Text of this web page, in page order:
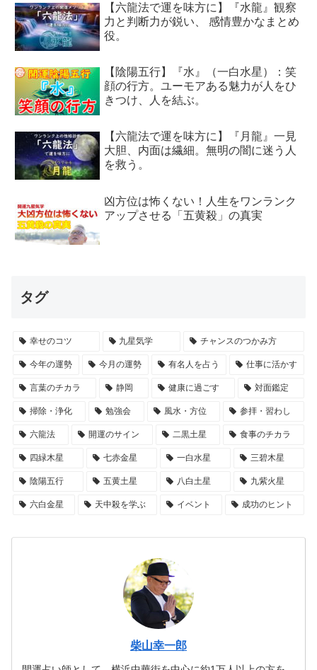
【六龍法で運を味方に】『水龍』観察
力と判断力が鋭い、 感情豊かなまとめ
役。
【陰陽五行】『水』（一白水星）：笑
顔の行方。ユーモアある魅力が人をひ
きつけ、人を結ぶ。
【六龍法で運を味方に】『月龍』一見
大胆、内面は繊細。無明の闇に迷う人
を救う。
凶方位は怖くない！人生をワンランク
アップさせる「五黄殺」の真実
タグ
幸せのコツ 九星気学 チャンスのつかみ方
今年の運勢 今月の運勢 有名人を占う 仕事に活かす
言葉のチカラ 静岡 健康に過ごす 対面鑑定
掃除・浄化 勉強会 風水・方位 参拝・習わし
六龍法 開運のサイン 二黒土星 食事のチカラ
四緑木星 七赤金星 一白水星 三碧木星
陰陽五行 五黄土星 八白土星 九紫火星
六白金星 天中殺を学ぶ イベント 成功のヒント
柴山幸一郎